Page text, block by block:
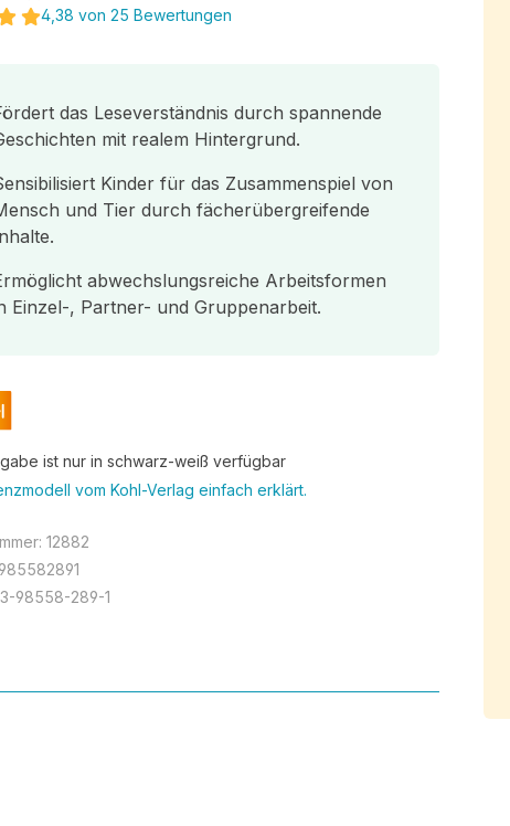
4,38 von 25 Bewertungen
das Leseverständnis durch spannende
mit realem Hintergrund.
Kinder für das Zusammenspiel von
und Tier durch fächerübergreifende
abwechslungsreiche Arbeitsformen
Einzel-, Partner- und Gruppenarbeit.
ist nur in schwarz-weiß verfügbar
vom Kohl-Verlag einfach erklärt.
12882
98558-289-1